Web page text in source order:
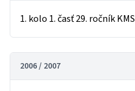
1. kolo 1. časť 29. ročník KMS
2006 / 2007